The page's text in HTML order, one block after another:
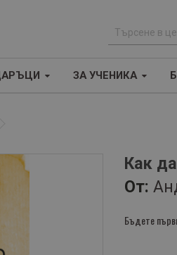
р
ЗА УЧЕНИКА
Как
От:
Бъдете